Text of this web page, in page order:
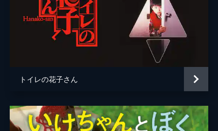
厚田律子 滝本ゆに
三上貞治 木村圭作
野田高志 並樹史朗
監督 佐々木浩久
脚本 佐々木浩久
トイレの花子さん